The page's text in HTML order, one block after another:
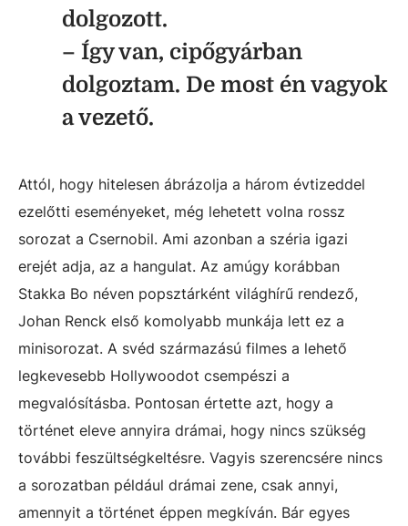
dolgozott.
– Így van, cipőgyárban
dolgoztam. De most én vagyok
a vezető.
Attól, hogy hitelesen ábrázolja a három évtizeddel
ezelőtti eseményeket, még lehetett volna rossz
sorozat a Csernobil. Ami azonban a széria igazi
erejét adja, az a hangulat. Az amúgy korábban
Stakka Bo néven popsztárként világhírű rendező,
Johan Renck első komolyabb munkája lett ez a
minisorozat. A svéd származású filmes a lehető
legkevesebb Hollywoodot csempészi a
megvalósításba. Pontosan értette azt, hogy a
történet eleve annyira drámai, hogy nincs szükség
további feszültségkeltésre. Vagyis szerencsére nincs
a sorozatban például drámai zene, csak annyi,
amennyit a történet éppen megkíván. Bár egyes